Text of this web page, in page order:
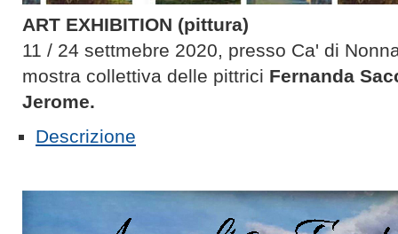
ART EXHIBITION (pittura)
11 / 24 settmebre 2020, presso Ca' di
mostra collettiva delle pittrici Fernanda
Jerome.
Descrizione